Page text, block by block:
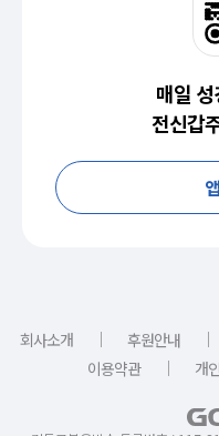
매일
전신갑
회사소개 ｜ 후원안내 ｜
이용약관
｜ 개